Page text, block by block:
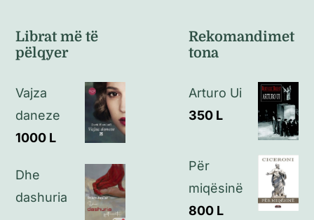
Politikat e kthimeve
Politikat e privatësisë
Kontakt
Librat më të
pëlqyer
Vajza
daneze
1000 L
Dhe
dashuria
Rekomandimet
tona
Arturo Ui
350 L
Për
miqësinë
800 L